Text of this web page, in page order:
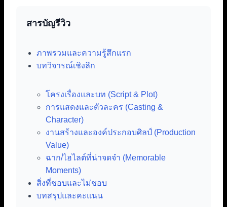
สารบัญรีวิว
ภาพรวมและความรู้สึกแรก
บทวิจารณ์เชิงลึก
โครงเรื่องและบท (Script & Plot)
การแสดงและตัวละคร (Casting &
Character)
งานสร้างและองค์ประกอบศิลป์ (Production
Value)
ฉาก/ไฮไลต์ที่น่าจดจำ (Memorable
Moments)
สิ่งที่ชอบและไม่ชอบ
บทสรุปและคะแนน